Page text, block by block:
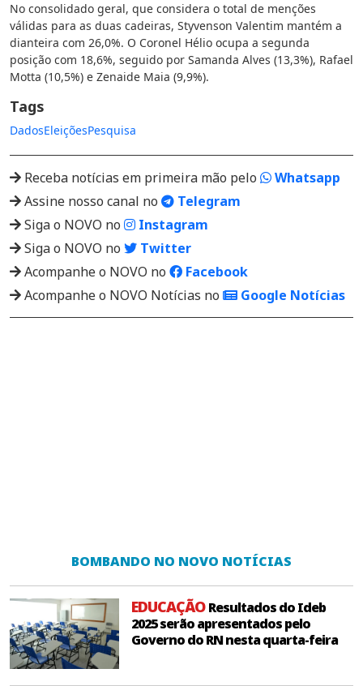
No consolidado geral, que considera o total de menções
válidas para as duas cadeiras, Styvenson Valentim mantém a
dianteira com 26,0%. O Coronel Hélio ocupa a segunda
posição com 18,6%, seguido por Samanda Alves (13,3%), Rafael
Motta (10,5%) e Zenaide Maia (9,9%).
Tags
DadosEleiçõesPesquisa
Receba notícias em primeira mão pelo
Whatsapp
Assine nosso canal no
Telegram
Siga o NOVO no
Instagram
Siga o NOVO no
Twitter
Acompanhe o NOVO no
Facebook
Acompanhe o NOVO Notícias no
Google Notícias
BOMBANDO NO NOVO NOTÍCIAS
EDUCAÇÃOResultados do Ideb
2025 serão apresentados pelo
Governo do RN nesta quarta-feira